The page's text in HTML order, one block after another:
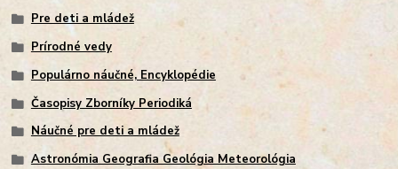
Pre deti a mládež
Prírodné vedy
Populárno náučné, Encyklopédie
Časopisy Zborníky Periodiká
Náučné pre deti a mládež
Astronómia Geografia Geológia Meteorológia